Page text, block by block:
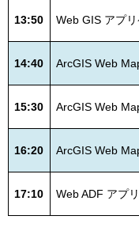
13:50 Web GIS アプ
14:40 ArcGIS Web
15:30 ArcGIS Web
16:20 ArcGIS Web
17:10 Web ADF アプ